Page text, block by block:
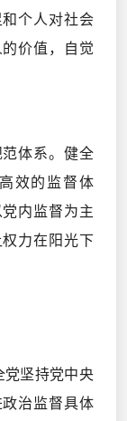
个人对社会
价值，自觉
体系。健全
效的监督体
内监督为主
力在阳光下
坚持党中央
治监督具体